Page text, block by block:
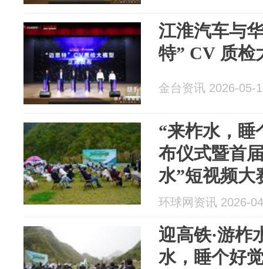
江淮汽车与
特” CV 质检
金台资讯 2026-05-
“来柞水，睡
布仪式暨首
水”短视频大
柞水举行
环球网资讯 2026-
迎高铁·游
水，睡个好